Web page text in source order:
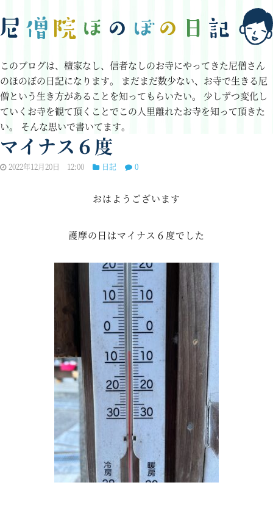
このブログは、檀家なし、信者なしのお寺にやってきた尼僧さん
のほのぼの日記になります。 まだまだ数少ない、お寺で生きる尼
僧という生き方があることを知ってもらいたい。
少しずつ変化し
ていくお寺を観て頂くことでこの人里離れたお寺を知って頂きた
い。 そんな思いで書いてます。
マイナス６度
2022年12月20日 12:00 日記 0
おはようございます
護摩の日はマイナス６度でした